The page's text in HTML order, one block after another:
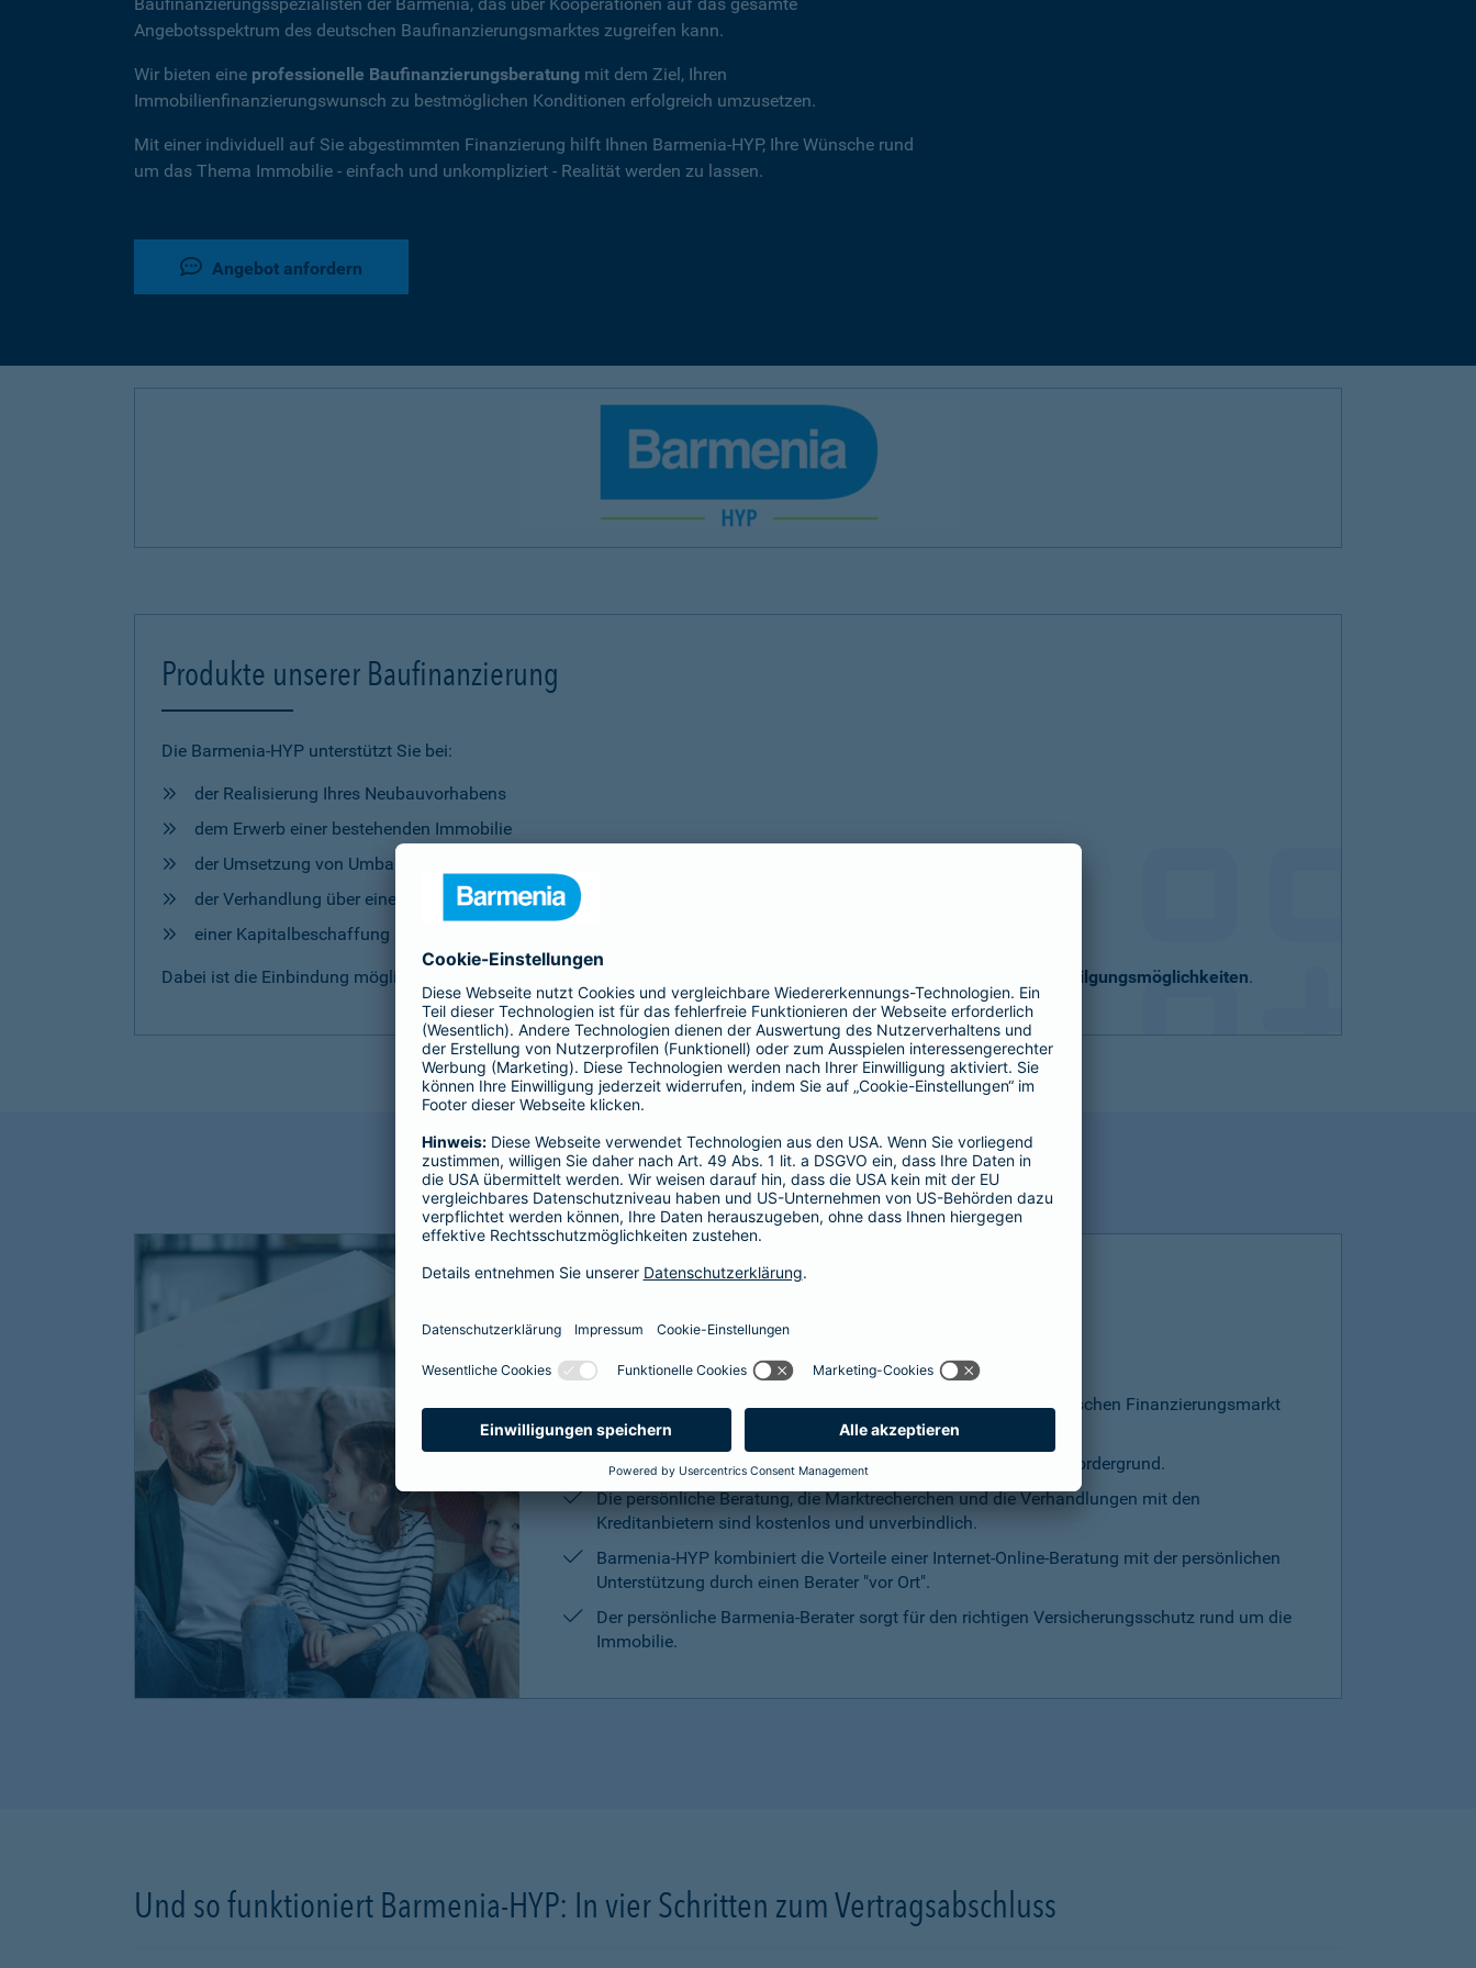
Angebotsspektrum des deutschen Baufinanzierungsmarktes zugreifen kann.
Wir bieten eine professionelle Baufinanzierungsberatung mit dem Ziel, Ihren
Immobilienfinanzierungswunsch zu bestmöglichen Konditionen erfolgreich umzusetzen.
Mit einer individuell auf Sie abgestimmten Finanzierung hilft Ihnen Barmenia-HYP, Ihre Wünsche rund
um das Thema Immobilie - einfach und unkompliziert - Realität werden zu lassen.
Angebot anfordern
Produkte unserer Baufinanzierung
Die Barmenia-HYP unterstützt Sie bei:
der Realisierung Ihres Neubauvorhabens
dem Erwerb einer bestehenden Immobilie
der Umsetzung von Umbau- und Modernisierungsmaßnahmen
der Verhandlung über eine Anschlussfinanzierung bei Ihrer Bank
einer Kapitalbeschaffung zur freien Verwendung
Dabei ist die Einbindung möglicher genauso selbstverständlich wie die Vereinbarung individueller Sondertilgungsmöglichkeiten.
Vorteile der Barmenia-HYP
Barmenia-HYP ist ungebunden.
Barmenia-HYP kann durch den Zugriff auf den gesamten deutschen Finanzierungsmarkt
flexibel auf Ihre Wünsche reagieren.
Die Machbarkeit der Finanzierung zum besten Preis steht im Vordergrund.
Die persönliche Beratung, die Marktrecherchen und die Verhandlungen mit den
Kreditanbietern sind kostenlos und unverbindlich.
Barmenia-HYP kombiniert die Vorteile einer Internet-Online-Beratung mit der persönlichen
Unterstützung durch einen Berater "vor Ort".
Der persönliche Barmenia-Berater sorgt für den richtigen Versicherungsschutz rund um die
Immobilie.
Und so funktioniert Barmenia-HYP: In vier Schritten zum Vertragsabschluss